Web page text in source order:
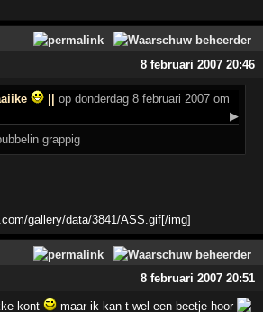
8 februari 2007 20:46
op donderdag 8 februari 2007 om
▶
grappig
8 februari 2007 20:51
kont maar ik kan t wel een beetje hoor